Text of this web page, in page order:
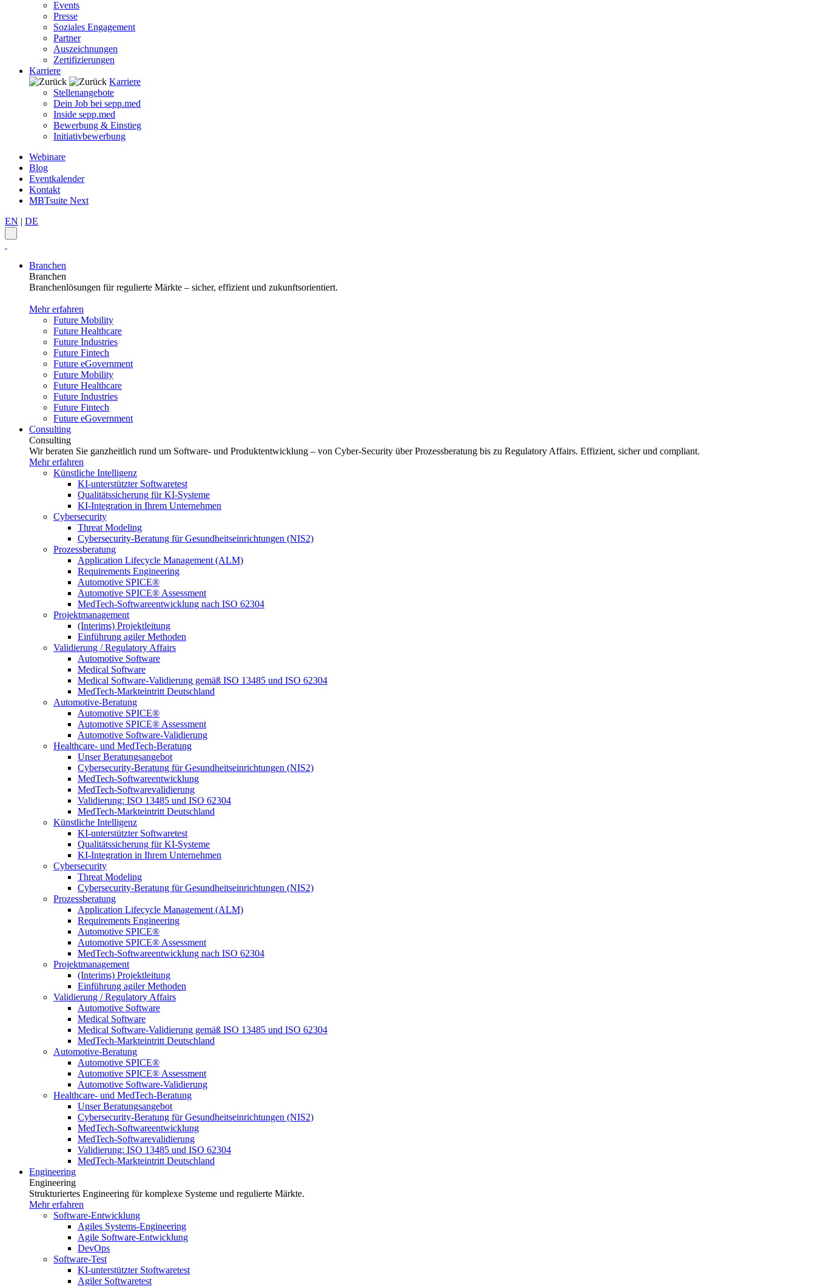
Events
Presse
Soziales Engagement
Partner
Auszeichnungen
Zertifizierungen
Karriere
Karriere
Stellenangebote
Dein Job bei sepp.med
Inside sepp.med
Bewerbung & Einstieg
Initiativbewerbung
Webinare
Blog
Eventkalender
Kontakt
MBTsuite Next
EN | DE
Branchen
Branchen
Branchenlösungen für regulierte Märkte – sicher, effizient und zukunftsorientiert.
Mehr erfahren
Future Mobility
Future Healthcare
Future Industries
Future Fintech
Future eGovernment
Future Mobility
Future Healthcare
Future Industries
Future Fintech
Future eGovernment
Consulting
Consulting
Wir beraten Sie ganzheitlich rund um Software- und Produktentwicklung – von Cyber-Security über Prozessberatung bis zu Regulatory Affairs. Effizient, sicher und compliant.
Mehr erfahren
Künstliche Intelligenz
KI-unterstützter Softwaretest
Qualitätssicherung für KI-Systeme
KI-Integration in Ihrem Unternehmen
Cybersecurity
Threat Modeling
Cybersecurity-Beratung für Gesundheitseinrichtungen (NIS2)
Prozessberatung
Application Lifecycle Management (ALM)
Requirements Engineering
Automotive SPICE®
Automotive SPICE® Assessment
MedTech-Softwareentwicklung nach ISO 62304
Projektmanagement
(Interims) Projektleitung
Einführung agiler Methoden
Validierung / Regulatory Affairs
Automotive Software
Medical Software
Medical Software-Validierung gemäß ISO 13485 und ISO 62304
MedTech-Markteintritt Deutschland
Automotive-Beratung
Automotive SPICE®
Automotive SPICE® Assessment
Automotive Software-Validierung
Healthcare- und MedTech-Beratung
Unser Beratungsangebot
Cybersecurity-Beratung für Gesundheitseinrichtungen (NIS2)
MedTech-Softwareentwicklung
MedTech-Softwarevalidierung
Validierung: ISO 13485 und ISO 62304
MedTech-Markteintritt Deutschland
Künstliche Intelligenz
KI-unterstützter Softwaretest
Qualitätssicherung für KI-Systeme
KI-Integration in Ihrem Unternehmen
Cybersecurity
Threat Modeling
Cybersecurity-Beratung für Gesundheitseinrichtungen (NIS2)
Prozessberatung
Application Lifecycle Management (ALM)
Requirements Engineering
Automotive SPICE®
Automotive SPICE® Assessment
MedTech-Softwareentwicklung nach ISO 62304
Projektmanagement
(Interims) Projektleitung
Einführung agiler Methoden
Validierung / Regulatory Affairs
Automotive Software
Medical Software
Medical Software-Validierung gemäß ISO 13485 und ISO 62304
MedTech-Markteintritt Deutschland
Automotive-Beratung
Automotive SPICE®
Automotive SPICE® Assessment
Automotive Software-Validierung
Healthcare- und MedTech-Beratung
Unser Beratungsangebot
Cybersecurity-Beratung für Gesundheitseinrichtungen (NIS2)
MedTech-Softwareentwicklung
MedTech-Softwarevalidierung
Validierung: ISO 13485 und ISO 62304
MedTech-Markteintritt Deutschland
Engineering
Engineering
Strukturiertes Engineering für komplexe Systeme und regulierte Märkte.
Mehr erfahren
Software-Entwicklung
Agiles Systems-Engineering
Agile Software-Entwicklung
DevOps
Software-Test
KI-unterstützter Stoftwaretest
Agiler Softwaretest